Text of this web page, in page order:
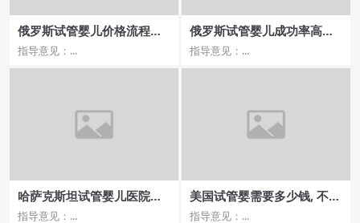
俄罗斯试管婴儿价格流程及
费用明细
指导意见：...
俄罗斯试管婴儿成功率高的
医院有哪些，评价如何
指导意见：...
哈萨克斯坦试管婴儿医院排
名这些医院是首选
指导意见：...
美国试管婴需要多少钱, 不同
年龄段的费用差异
指导意见：...